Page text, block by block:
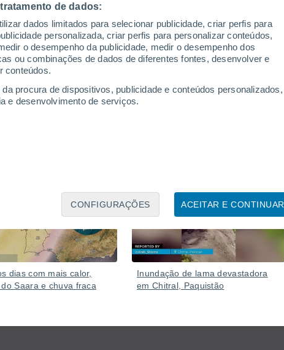
de dados:
dados limitados para selecionar publicidade, criar perfis para
personalizada, criar perfis para personalizar conteúdos,
o desempenho da publicidade, medir o desempenho dos
ou combinações de dados de diferentes fontes, desenvolver e
conteúdos.
procura de dispositivos, publicidade e conteúdos personalizados,
e desenvolvimento de serviços.
ACEITAR E CONTINUAR
CONFIGURAÇÕES
(Reino Unido) ficou
nevasca
Durante a nevasca, nuvens baixas e flocos de neve
a luz artificial da cidade no céu.
dias com mais calor,
Saara e chuva fraca
Inundação de lama devastadora
em Chitral, Paquistão